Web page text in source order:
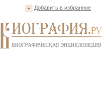
Добавить в избранное